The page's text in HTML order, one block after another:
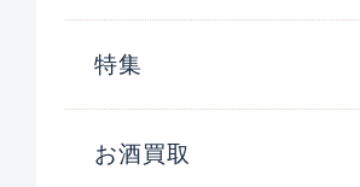
特集
お酒買取